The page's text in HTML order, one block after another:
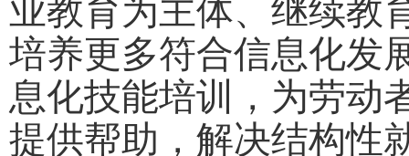
业教育为主体、继续教
培养更多符合信息化发
息化技能培训，为劳动
提供帮助，解决结构性